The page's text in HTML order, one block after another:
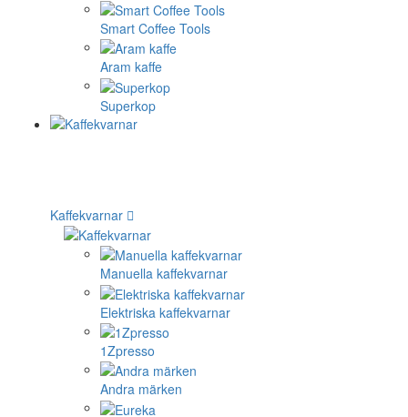
Smart Coffee Tools
Aram kaffe
Superkop
Kaffekvarnar
Manuella kaffekvarnar
Elektriska kaffekvarnar
1Zpresso
Andra märken